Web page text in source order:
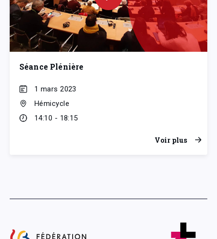
Séance Plénière
1 mars 2023
Hémicycle
14:10 - 18:15
Voir plus